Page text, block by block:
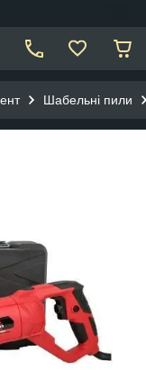
Шабельні пили